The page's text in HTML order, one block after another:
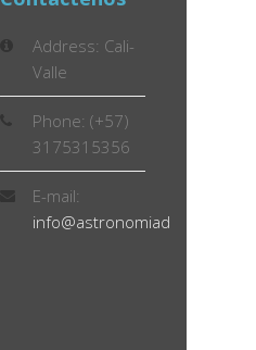
Address: Cali-
Valle
Phone: (+57)
3175315356
E-mail: